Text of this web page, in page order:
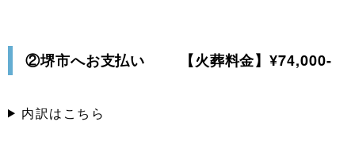
②堺市へお支払い 【火葬料金】¥74,000-
内訳はこちら